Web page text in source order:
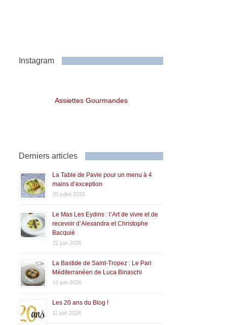
Instagram
Assiettes Gourmandes
Derniers articles
La Table de Pavie pour un menu à 4
mains d’exception
20 juillet 2026
Le Mas Les Eydins : l’Art de vivre et de
recevoir d’Alexandra et Christophe
Bacquié
22 juin 2026
La Bastide de Saint-Tropez : Le Pari
Méditerranéen de Luca Binaschi
16 juin 2026
Les 20 ans du Blog !
11 juin 2026